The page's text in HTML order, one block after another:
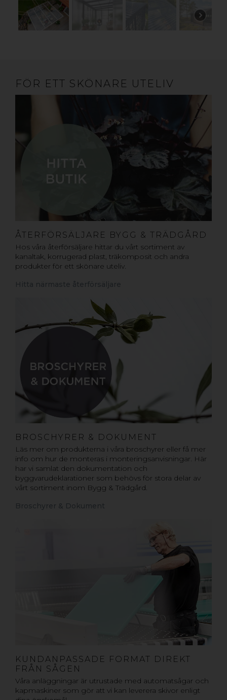
FÖR ETT SKÖNARE UTELIV
ÅTERFÖRSÄLJARE BYGG & TRÄDGÅRD
Hos våra återförsäljare hittar du vårt sortiment av
kanaltak, korrugerad plast, träkomposit och andra
produkter för ett skönare uteliv.
Hitta närmaste återförsäljare
BROSCHYRER & DOKUMENT
Läs mer om produkterna i våra broschyrer eller få mer
info om hur de monteras i monteringsanvisningar. Här
har vi samlat den dokumentation och
byggvarudeklarationer som behövs för stora delar av
vårt sortiment inom Bygg & Trädgård.
Broschyrer & Dokument
KUNDANPASSADE FORMAT DIREKT
FRÅN SÅGEN
Våra anläggningar är utrustade med automatsågar och
kapmaskiner som gör att vi kan leverera skivor enligt